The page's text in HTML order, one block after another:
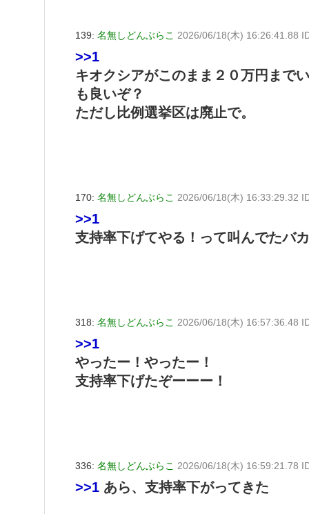
139: 名無しどんぶらこ 2026/06/18(木) 16:26:41.88
>>1
キオクシアがこのまま２０万円まで
も良いぞ？
ただし比例選挙区は廃止で。
170: 名無しどんぶらこ 2026/06/18(木) 16:33:29.32
>>1
支持率下げてやる！って叫んでたバ
318: 名無しどんぶらこ 2026/06/18(木) 16:57:36.48
>>1
やったー！やったー！
支持率下げたぞーーー！
336: 名無しどんぶらこ 2026/06/18(木) 16:59:21.78
>>1 あら、支持率下がってきた